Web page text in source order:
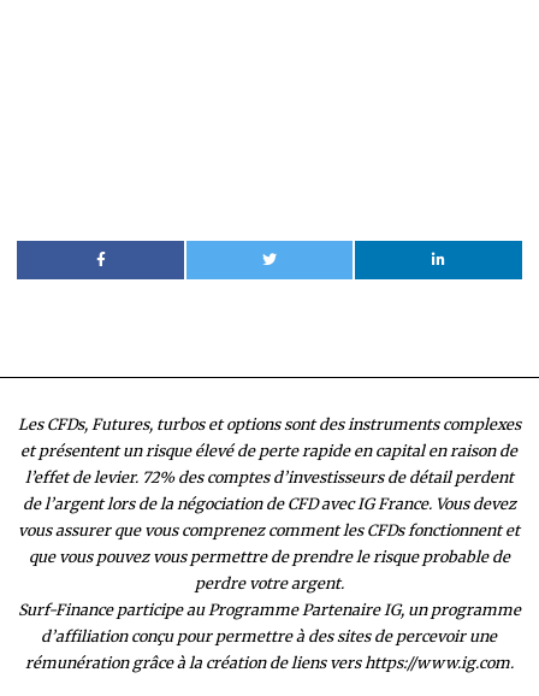
Les CFDs, Futures, turbos et options sont des instruments complexes
et présentent un risque élevé de perte rapide en capital en raison de
l’effet de levier. 72% des comptes d’investisseurs de détail perdent
de l’argent lors de la négociation de CFD avec IG France. Vous devez
vous assurer que vous comprenez comment les CFDs fonctionnent et
que vous pouvez vous permettre de prendre le risque probable de
perdre votre argent.
Surf-Finance participe au Programme Partenaire IG, un programme
d’affiliation conçu pour permettre à des sites de percevoir une
rémunération grâce à la création de liens vers https://www.ig.com.